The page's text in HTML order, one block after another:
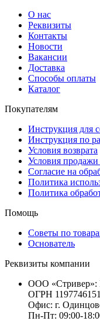
О нас
Реквизиты
Контакты
Новости
Вакансии
Доставка
Способы оплаты
Каталог
Покупателям
Инструкция для
Инструкция по
Условия возврата
Условия продажи
Согласие на
Политика
Политика
Помощь
Советы по
Основатель
Реквизиты компании
ООО «Стривер»:
ОГРН
Офис: г.
Пн-Пт: 09:00-